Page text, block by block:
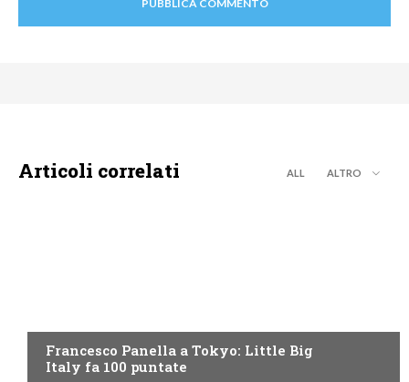
Articoli correlati ALL ALTRO
Francesco Panella a Tokyo: Little Big
Italy fa 100 puntate